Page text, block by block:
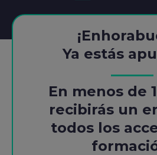
Ya estás
En menos de
recibirás un
todos los